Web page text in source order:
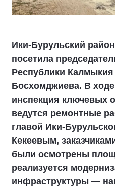
Ики‑Бурульский
посетила
Республики
Босхомджиева. В
инспекция ключевых
ведутся ремонтные
главой
Кекеевым,
были осмотрены
реализуется
инфраструктуры —